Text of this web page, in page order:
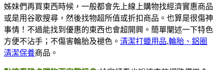
姊妹們再買東西時候，一般都會先上線上購物找經濟實惠商品
或是用谷歌搜尋，然後找物超所值或折扣商品。也算是很傷神
事情！不過能找到優惠的東西也會超開興。簡單闡述一下特色
方便不沾手；不傷害輪胎及褪色。 清潔打蠟用品,輪胎、鋁圈
清潔保養商品。